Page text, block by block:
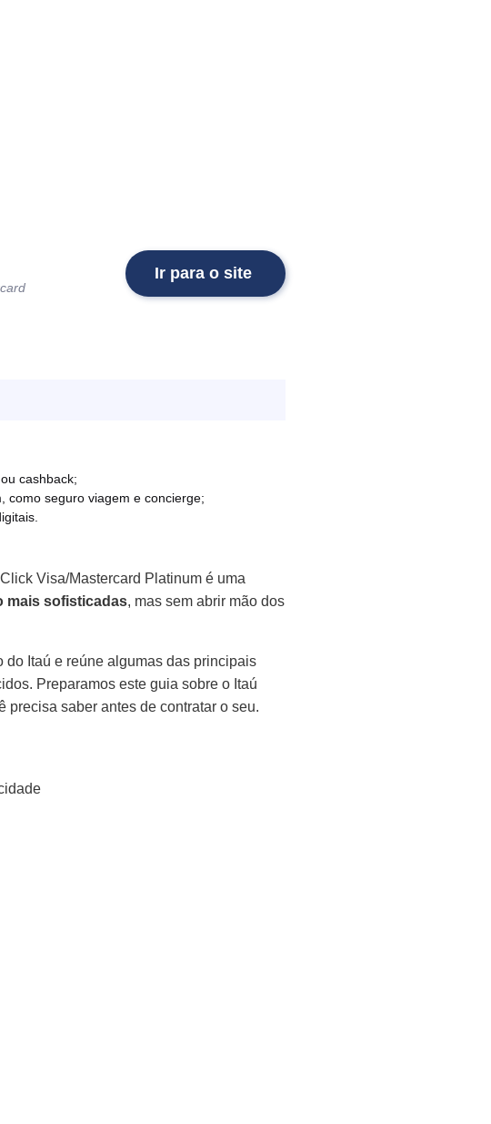
Ir para o site
cashback;
como seguro viagem e concierge;
Visa/Mastercard Platinum é uma
mais sofisticadas, mas sem abrir mão dos
do Itaú e reúne algumas das principais
Preparamos este guia sobre o Itaú
saber antes de contratar o seu.